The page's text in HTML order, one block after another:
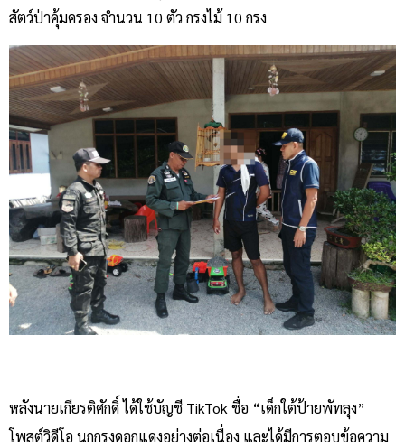
สัตว์ป่าคุ้มครอง จำนวน 10 ตัว กรงไม้ 10 กรง
หลังนายเกียรติศักดิ์ ได้ใช้บัญชี TikTok ชื่อ “เด็กใต้ป้ายพัทลุง”
โพสต์วิดีโอ นกกรงดอกแดงอย่างต่อเนื่อง และได้มีการตอบข้อความ